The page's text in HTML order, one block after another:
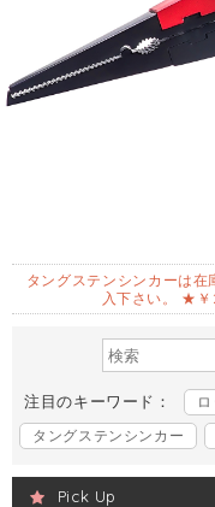
タングステンシンカーは
入下さい。 ★
注目のキーワード：
タングステンシンカー
Pick Up